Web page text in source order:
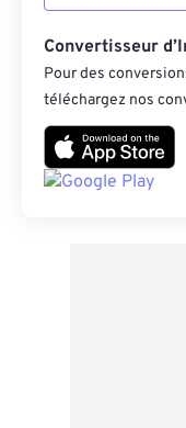
Convertisseur
Pour des
téléchargez nos